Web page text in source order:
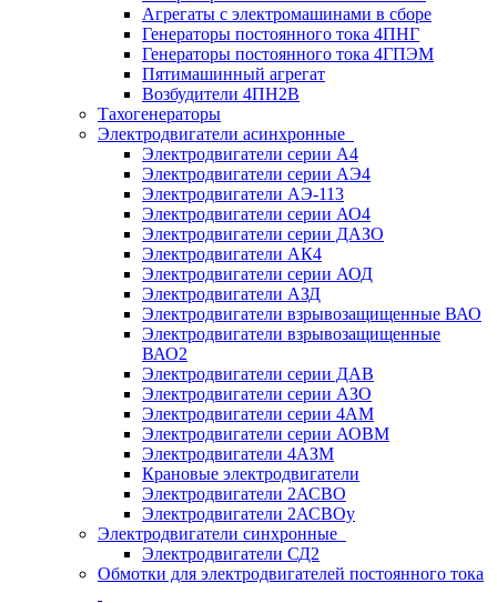
Агрегаты с электромашинами в сборе
Генераторы постоянного тока 4ПНГ
Генераторы постоянного тока 4ГПЭМ
Пятимашинный агрегат
Возбудители 4ПН2В
Тахогенераторы
Электродвигатели асинхронные
Электродвигатели серии А4
Электродвигатели серии АЭ4
Электродвигатели АЭ-113
Электродвигатели серии АО4
Электродвигатели серии ДАЗО
Электродвигатели АК4
Электродвигатели серии АОД
Электродвигатели АЗД
Электродвигатели взрывозащищенные ВАО
Электродвигатели взрывозащищенные
ВАО2
Электродвигатели серии ДАВ
Электродвигатели серии АЗО
Электродвигатели серии 4АМ
Электродвигатели серии АОВМ
Электродвигатели 4АЗМ
Крановые электродвигатели
Электродвигатели 2АСВО
Электродвигатели 2АСВОу
Электродвигатели синхронные
Электродвигатели СД2
Обмотки для электродвигателей постоянного тока